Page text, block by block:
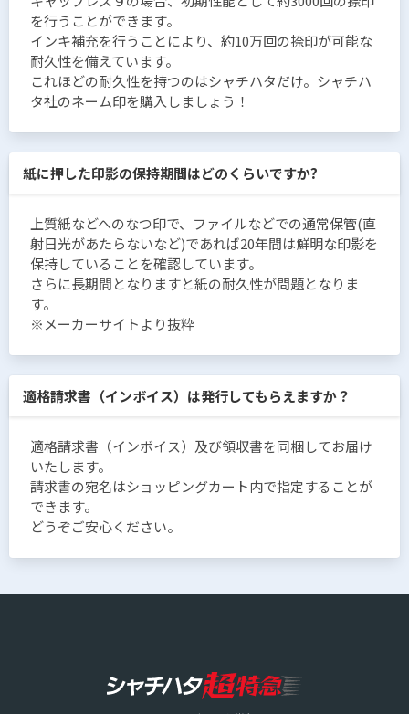
を行うことができます。
インキ補充を行うことにより、約10万回の捺印が可能な
耐久性を備えています。
これほどの耐久性を持つのはシャチハタだけ。シャチハ
タ社のネーム印を購入しましょう！
紙に押した印影の保持期間はどのくらいですか?
上質紙などへのなつ印で、ファイルなどでの通常保管(直
射日光があたらないなど)であれば20年間は鮮明な印影を
保持していることを確認しています。
さらに長期間となりますと紙の耐久性が問題となりま
す。
※メーカーサイトより抜粋
適格請求書（インボイス）は発行してもらえますか？
適格請求書（インボイス）及び領収書を同梱してお届け
いたします。
請求書の宛名はショッピングカート内で指定することが
できます。
どうぞご安心ください。